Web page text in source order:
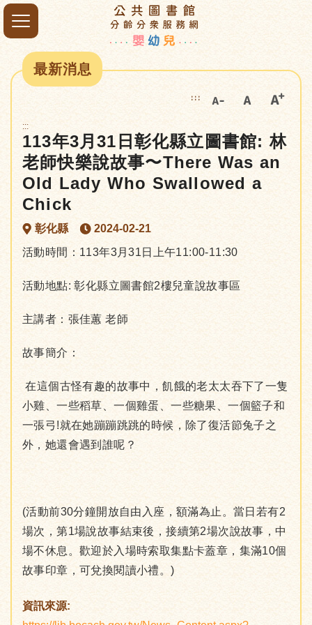
最新消息
:::
:::
113年3月31日彰化縣立圖書館: 林
老師快樂說故事〜There Was an
Old Lady Who Swallowed a
Chick
彰化縣
2024-02-21
活動時間：113年3月31日上午11:00-11:30
活動地點: 彰化縣立圖書館2樓兒童說故事區
主講者：張佳蕙 老師
故事簡介：
在這個古怪有趣的故事中，飢餓的老太太吞下了一隻
小雞、一些稻草、一個雞蛋、一些糖果、一個籃子和
一張弓!就在她蹦蹦跳跳的時候，除了復活節兔子之
外，她還會遇到誰呢？
(活動前30分鐘開放自由入座，額滿為止。當日若有2
場次，第1場說故事結束後，接續第2場次說故事，中
場不休息。歡迎於入場時索取集點卡蓋章，集滿10個
故事印章，可兌換閱讀小禮。)
資訊來源: